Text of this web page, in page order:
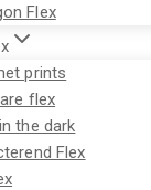
Flex
prints
flex
the dark
Flex